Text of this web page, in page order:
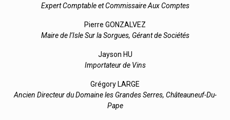
Expert Comptable et Commissaire Aux Comptes
Pierre GONZALVEZ
Maire de l’Isle Sur la Sorgues, Gérant de Sociétés
Jayson HU
Importateur de Vins
Grégory LARGE
Ancien Directeur du Domaine les Grandes Serres, Châteauneuf-Du-
Pape